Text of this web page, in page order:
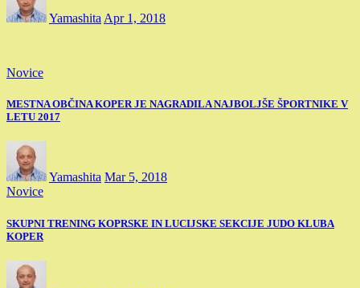
Yamashita Apr 1, 2018
Novice
MESTNA OBČINA KOPER JE NAGRADILA NAJBOLJŠE ŠPORTNIKE V
LETU 2017
Yamashita Mar 5, 2018
Novice
SKUPNI TRENING KOPRSKE IN LUCIJSKE SEKCIJE JUDO KLUBA
KOPER